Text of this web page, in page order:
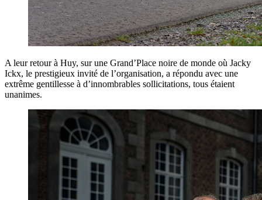
A leur retour à Huy, sur une Grand’Place noire de monde où Jacky
Ickx, le prestigieux invité de l’organisation, a répondu avec une
extrême gentillesse à d’innombrables sollicitations, tous étaient
unanimes.